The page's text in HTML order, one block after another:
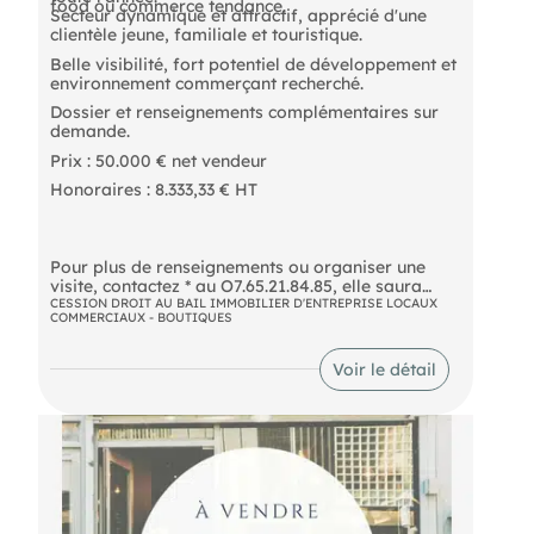
* Cave de stockage ;
* Loyer attractif : 750 € par mois.
Une belle opportunité pour un professionnel
souhaitant développer un concept gourmand dans
un secteur recherché du centre historique de
Chambéry.
Cette annonce référence 338385 vous est
présentée par votre agent commercial (EI)
Prix du bien : 40 000,00 €
Les honoraires d'agence sont à la charge du
vendeur.
Les informations sur les risques auxquels ce bien
https://www.georisques.gouv.fr
food ou commerce tendance.
Secteur dynamique et attractif, apprécié d'une
clientèle jeune, familiale et touristique.
Belle visibilité, fort potentiel de développement et
environnement commerçant recherché.
Dossier et renseignements complémentaires sur
demande.
Prix : 50.000 € net vendeur
Honoraires : 8.333,33 € HT
Pour plus de renseignements ou organiser une
visite, contactez * au O7.65.21.84.85, elle saura
vous écouter, vous conseiller et vous
accompagner de A à Z dans votre projet.
*Agent commercial indépendant inscrite au
registre spécial des agents commerciaux de
CESSION DROIT AU BAIL IMMOBILIER D'ENTREPRISE LOCAUX
COMMERCIAUX - BOUTIQUES
Voir le détail